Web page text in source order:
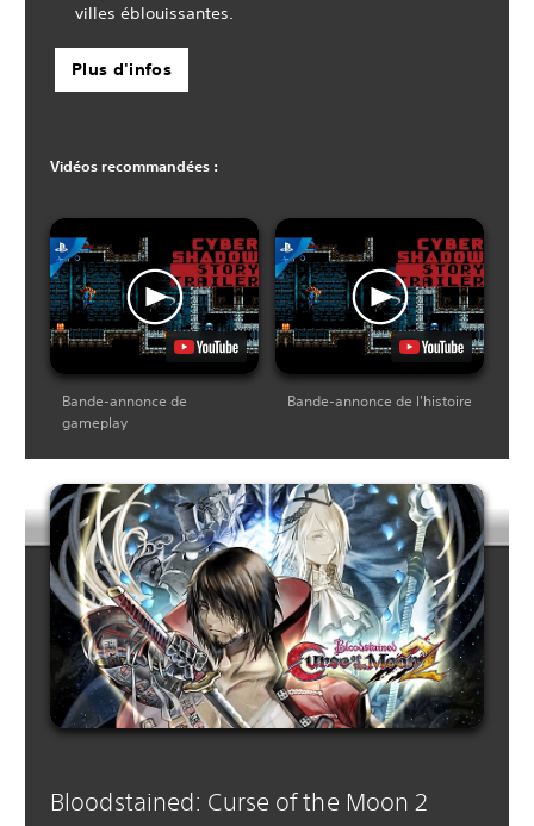
villes éblouissantes.
Plus d'infos
Vidéos recommandées :
Bande-annonce de
gameplay
Bande-annonce de l'histoire
Bloodstained: Curse of the Moon 2